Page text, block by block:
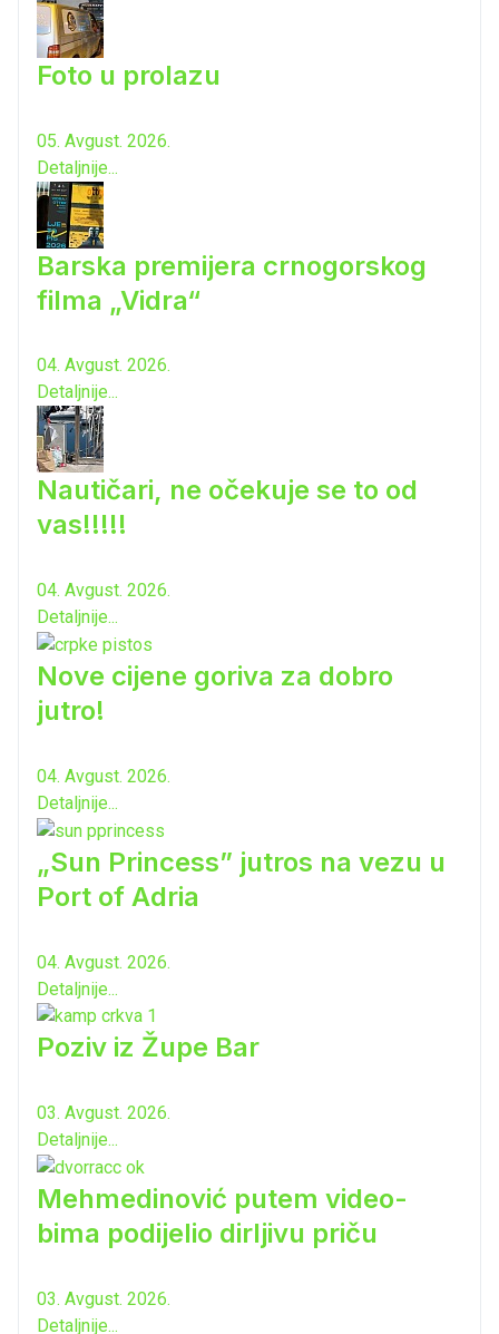
Foto u prolazu
05. Avgust. 2026.
Detaljnije...
Barska premijera crnogorskog
filma „Vidra“
04. Avgust. 2026.
Detaljnije...
Nautičari, ne očekuje se to od
vas!!!!!
04. Avgust. 2026.
Detaljnije...
Nove cijene goriva za dobro
jutro!
04. Avgust. 2026.
Detaljnije...
„Sun Princess” jutros na vezu u
Port of Adria
04. Avgust. 2026.
Detaljnije...
Poziv iz Župe Bar
03. Avgust. 2026.
Detaljnije...
Mehmedinović putem video-
bima podijelio dirljivu priču
03. Avgust. 2026.
Detaljnije...